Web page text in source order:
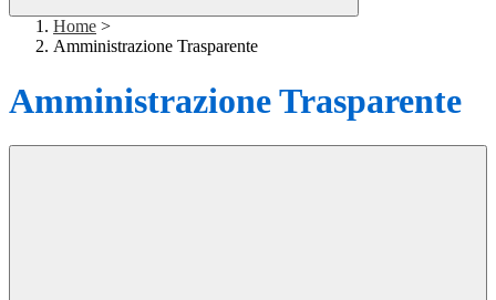
Home >
Amministrazione Trasparente
Amministrazione Trasparente